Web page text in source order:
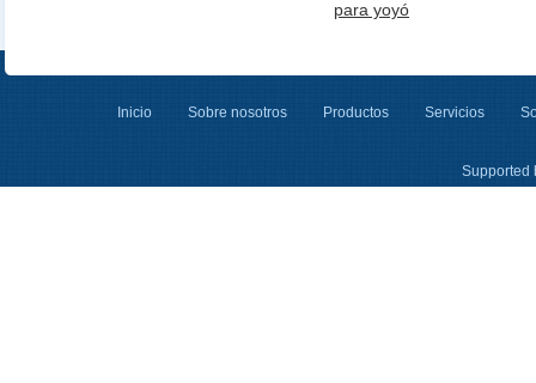
para yoyó
Inicio Sobre nosotros Productos Servicios
Supported